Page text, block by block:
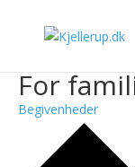
For
Begivenheder